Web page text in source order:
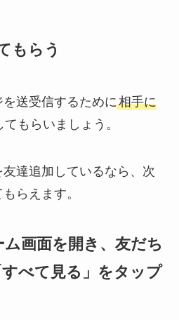
もらう
送受信するために相手に
てもらいましょう。
達追加しているなら、次
らえます。
画面を開き、友だち
べて見る」をタップ